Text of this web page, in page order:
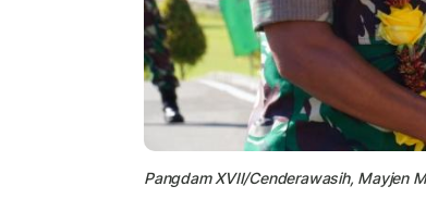
Pangdam XVII/Cenderawasih, Mayjen